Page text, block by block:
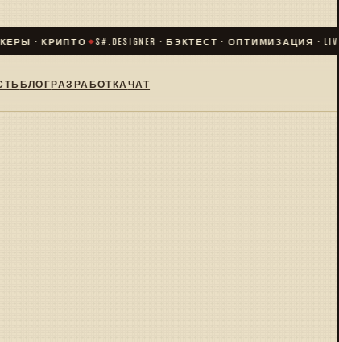
· КРИПТО✦S#.DESIGNER · БЭКТЕСТ · ОПТИМИЗАЦИЯ · LIVE✦
БЛОГРАЗРАБОТКАЧАТ